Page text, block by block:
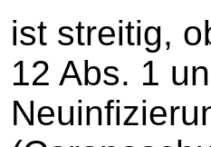
ist streitig,
12 Abs. 1